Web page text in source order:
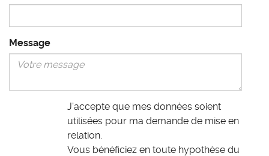
Message
J'accepte que mes données soient
utilisées pour ma demande de mise en
relation.
Vous bénéficiez en toute hypothèse du